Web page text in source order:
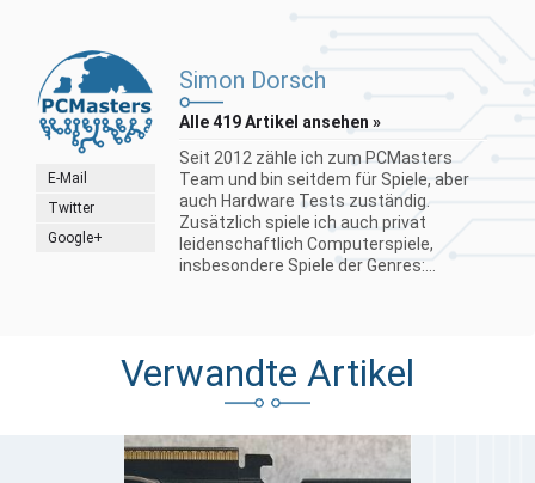
E-Mail
Twitter
Google+
Simon Dorsch
Alle 419 Artikel ansehen »
Seit 2012 zähle ich zum PCMasters
Team und bin seitdem für Spiele, aber
auch Hardware Tests zuständig.
Zusätzlich spiele ich auch privat
leidenschaftlich Computerspiele,
insbesondere Spiele der Genres:...
Verwandte Artikel